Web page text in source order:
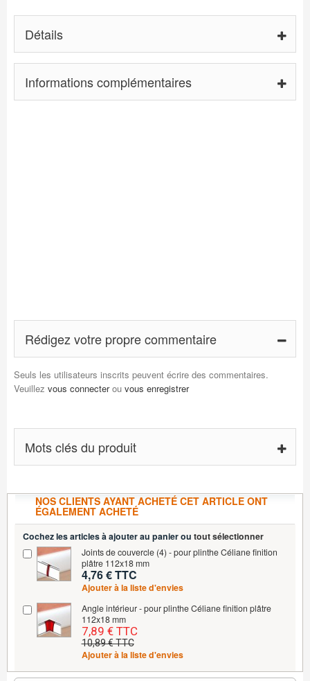
Détails
Informations complémentaires
Rédigez votre propre commentaire
Seuls les utilisateurs inscrits peuvent écrire des commentaires.
Veuillez vous connecterou vous enregistrer
Mots clés du produit
NOS CLIENTS AYANT ACHETÉ CET ARTICLE ONT
ÉGALEMENT ACHETÉ
Cochez les articles à ajouter au panier ou tout sélectionner
Joints de couvercle (4) - pour plinthe Céliane finition
plâtre 112x18 mm
4,76 € TTC
Ajouter à la liste d'envies
Angle intérieur - pour plinthe Céliane finition plâtre
112x18 mm
7,89 € TTC
10,89 € TTC
Ajouter à la liste d'envies